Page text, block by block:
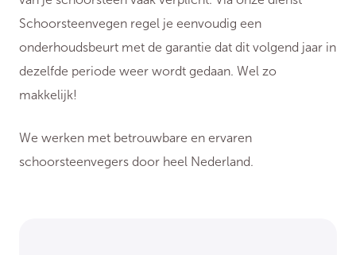
Schoorsteenvegen regel je eenvoudig een
onderhoudsbeurt met de garantie dat dit volgend jaar in
dezelfde periode weer wordt gedaan. Wel zo
makkelijk!
We werken met betrouwbare en ervaren
schoorsteenvegers door heel Nederland.